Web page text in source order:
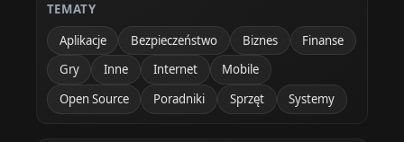
TEMATY
Aplikacje
Bezpieczeństwo Biznes
Finanse
Gry
Inne Internet
Mobile
Open Source
Poradniki Sprzęt Systemy